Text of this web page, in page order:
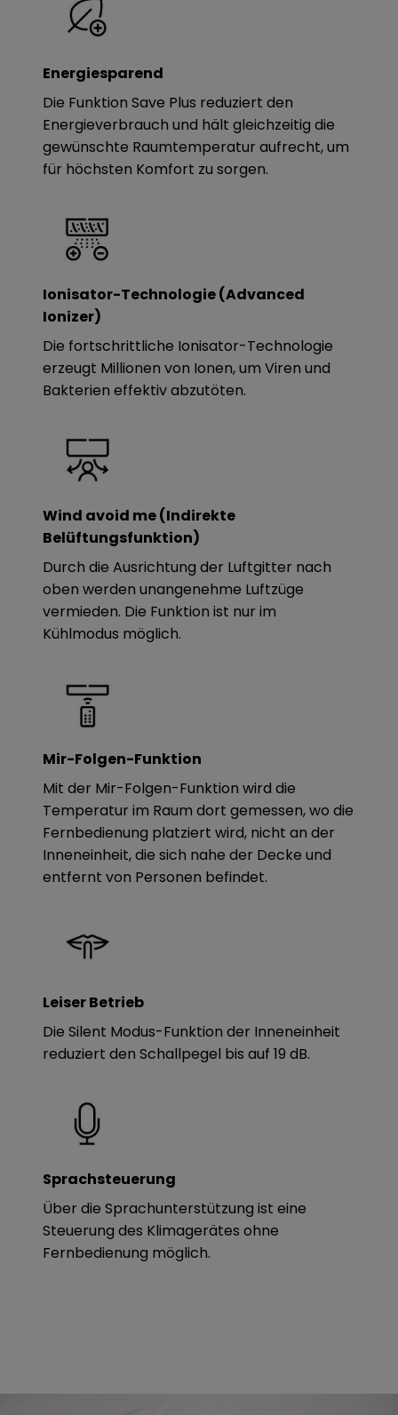
Energiesparend
Die Funktion Save Plus reduziert den
Energieverbrauch und hält gleichzeitig die
gewünschte Raumtemperatur aufrecht, um
für höchsten Komfort zu sorgen.
Ionisator-Technologie (Advanced
Ionizer)
Die fortschrittliche Ionisator-Technologie
erzeugt Millionen von Ionen, um Viren und
Bakterien effektiv abzutöten.
Wind avoid me (Indirekte
Belüftungsfunktion)
Durch die Ausrichtung der Luftgitter nach
oben werden unangenehme Luftzüge
vermieden. Die Funktion ist nur im
Kühlmodus möglich.
Mir-Folgen-Funktion
Mit der Mir-Folgen-Funktion wird die
Temperatur im Raum dort gemessen, wo die
Fernbedienung platziert wird, nicht an der
Inneneinheit, die sich nahe der Decke und
entfernt von Personen befindet.
Leiser Betrieb
Die Silent Modus-Funktion der Inneneinheit
reduziert den Schallpegel bis auf 19 dB.
Sprachsteuerung
Über die Sprachunterstützung ist eine
Steuerung des Klimagerätes ohne
Fernbedienung möglich.